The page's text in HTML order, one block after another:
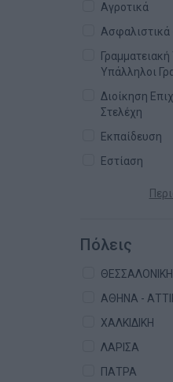
Αγροτικά
Ασφαλιστικά
Υπάλληλοι
Διοίκηση
Στελέχη
Εκπαίδευση
Εστίαση
Πόλεις
ΘΕΣΣΑΛΟΝΙΚΗ
ΑΘΗΝΑ -
ΧΑΛΚΙΔΙΚΗ
ΛΑΡΙΣΑ
ΠΑΤΡΑ